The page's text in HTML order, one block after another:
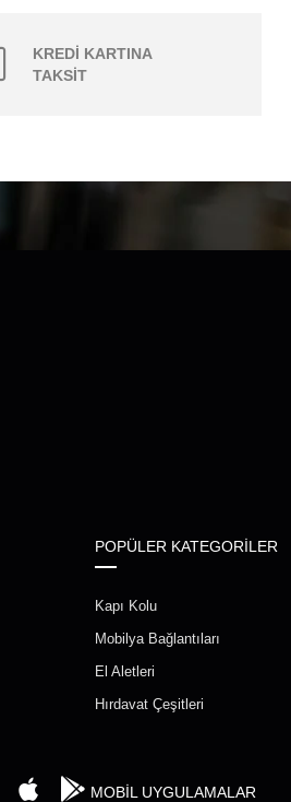
KREDİ KARTINA
TAKSİT
POPÜLER KATEGORİLER
Kapı Kolu
Mobilya Bağlantıları
El Aletleri
Hırdavat Çeşitleri
MOBİL UYGULAMALAR